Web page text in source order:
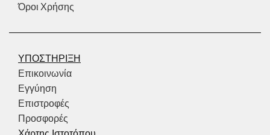
Όροι Χρήσης
ΥΠΟΣΤΗΡΙΞΗ
Επικοινωνία
Εγγύηση
Επιστροφές
Προσφορές